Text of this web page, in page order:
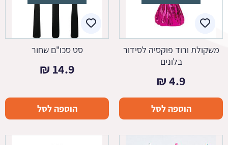
משקולת ורוד פוקסיה לסידור
בלונים
4.9
₪
הוספה לסל
סט סכו"ם שחור
14.9
₪
הוספה לסל